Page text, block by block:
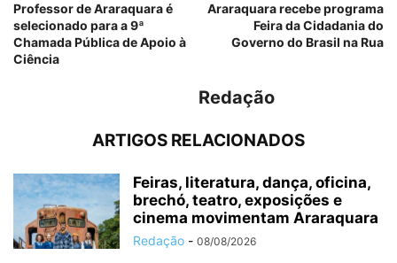
Professor de Araraquara é
selecionado para a 9ª
Chamada Pública de Apoio à
Ciência
Araraquara recebe programa
Feira da Cidadania do
Governo do Brasil na Rua
Redação
ARTIGOS RELACIONADOS
Feiras, literatura, dança, oficina,
brechó, teatro, exposições e
cinema movimentam Araraquara
Redação - 08/08/2026